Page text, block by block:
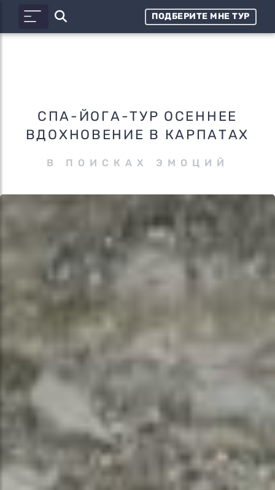
ПОДБЕРИТЕ МНЕ ТУР
СПА-ЙОГА-ТУР ОСЕННЕЕ
ВДОХНОВЕНИЕ В КАРПАТАХ
В ПОИСКАХ ЭМОЦИЙ